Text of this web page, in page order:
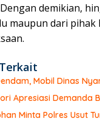
demikian,
maupun dari pihak
Mobil Dinas
Apresiasi Demanda
Minta Polres Usut